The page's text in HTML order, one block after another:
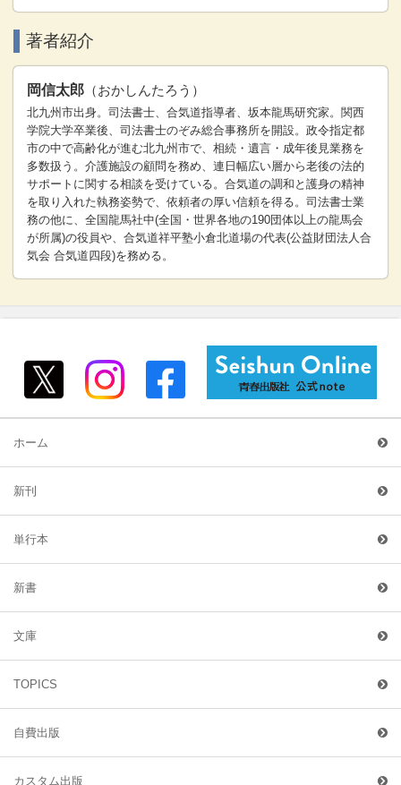
著者紹介
岡信太郎 （おかしんたろう）
北九州市出身。司法書士、合気道指導者、坂本龍馬研究家。関西
学院大学卒業後、司法書士のぞみ総合事務所を開設。政令指定都
市の中で高齢化が進む北九州市で、相続・遺言・成年後見業務を
多数扱う。介護施設の顧問を務め、連日幅広い層から老後の法的
サポートに関する相談を受けている。合気道の調和と護身の精神
を取り入れた執務姿勢で、依頼者の厚い信頼を得る。司法書士業
務の他に、全国龍馬社中(全国・世界各地の190団体以上の龍馬会
が所属)の役員や、合気道祥平塾小倉北道場の代表(公益財団法人合
気会 合気道四段)を務める。
ホーム
新刊
単行本
新書
文庫
TOPICS
自費出版
カスタム出版